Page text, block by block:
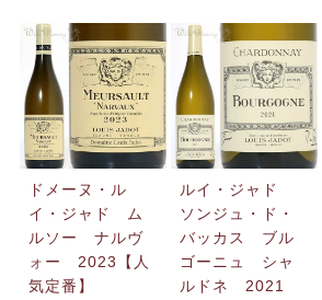
ドメーヌ・ル
イ・ジャド ム
ルソー ナルヴ
ォー 2023【人
気定番】
ルイ・ジャド
ソンジュ・ド・
バッカス ブル
ゴーニュ シャ
ルドネ 2021